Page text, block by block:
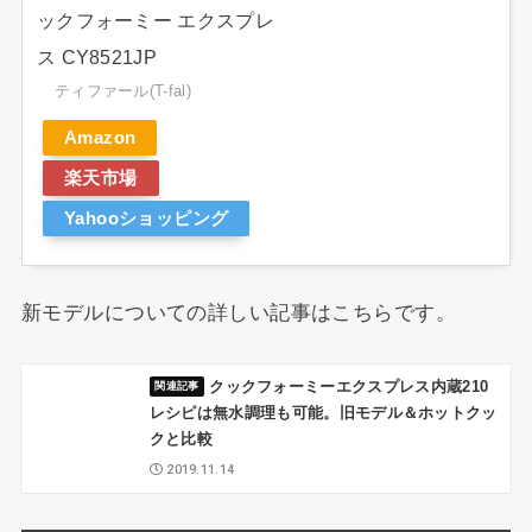
ックフォーミー エクスプレ
ス CY8521JP
ティファール(T-fal)
Amazon
楽天市場
Yahooショッピング
新モデルについての詳しい記事はこちらです。
クックフォーミーエクスプレス内蔵210
レシピは無水調理も可能。旧モデル＆ホットクッ
クと比較
2019.11.14